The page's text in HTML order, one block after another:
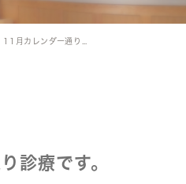
診療です。